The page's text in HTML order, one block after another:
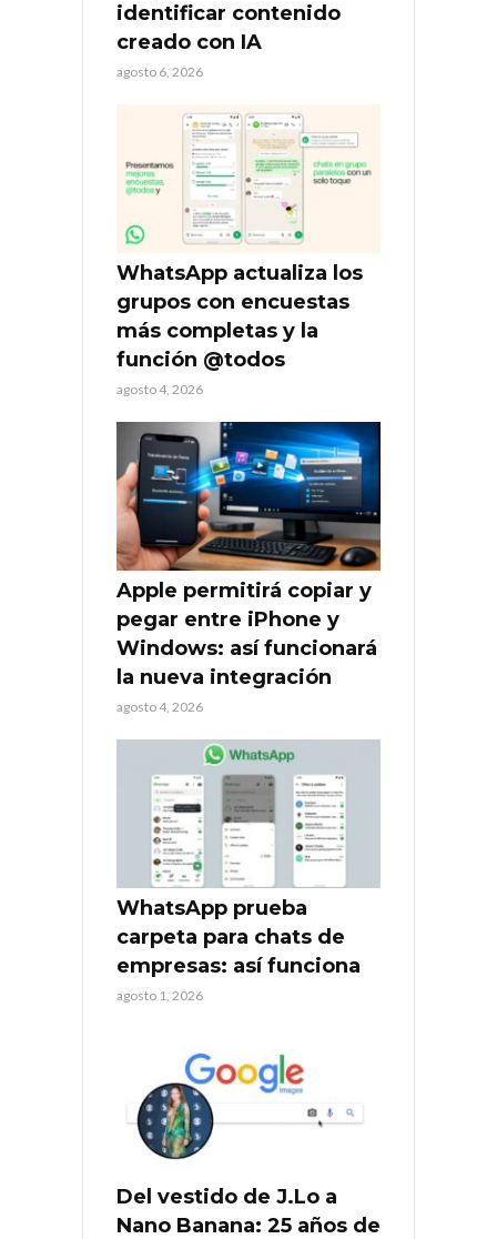
identificar contenido
creado con IA
agosto 6, 2026
WhatsApp actualiza los
grupos con encuestas
más completas y la
función @todos
agosto 4, 2026
Apple permitirá copiar y
pegar entre iPhone y
Windows: así funcionará
la nueva integración
agosto 4, 2026
WhatsApp prueba
carpeta para chats de
empresas: así funciona
agosto 1, 2026
Del vestido de J.Lo a
Nano Banana: 25 años de